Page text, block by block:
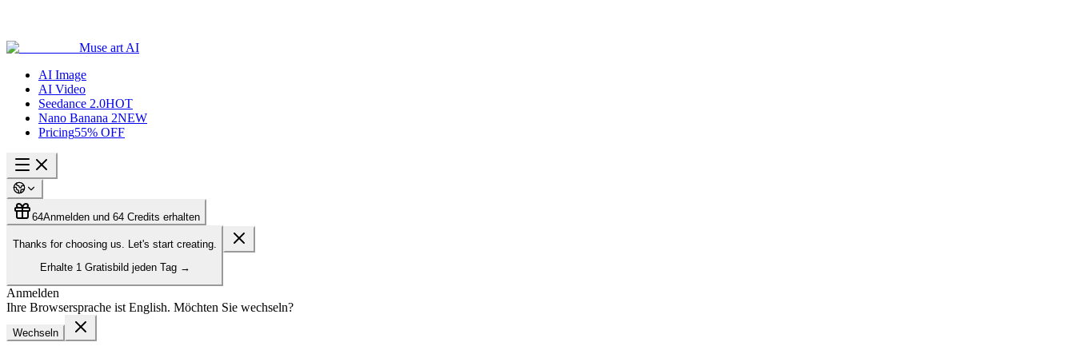
Muse art AI
AI Image
AI Video
Seedance 2.0HOT
Nano Banana 2NEW
Pricing55% OFF
64Anmelden und 64 Credits erhalten
Thanks for choosing us. Let's start creating.
Erhalte 1 Gratisbild jeden Tag →
Anmelden
Ihre Browsersprache ist English. Möchten Sie wechseln?
Wechseln